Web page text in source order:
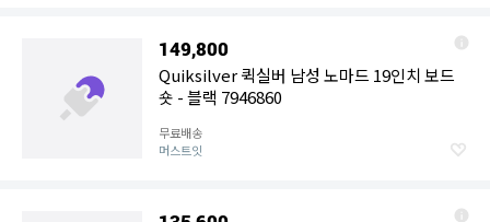
149,800
Quiksilver 퀵실버 남성 노마드 19인치 보드
숏 - 블랙 7946860
무료배송
머스트잇